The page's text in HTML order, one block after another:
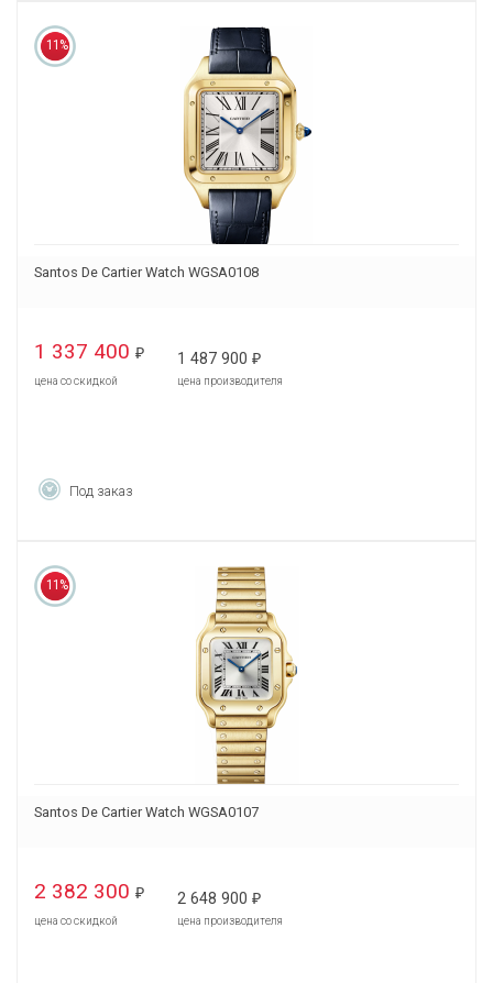
11%
Santos De Cartier Watch WGSA0108
1 337 400 ₽
цена со скидкой
1 487 900 ₽
цена производителя
Под заказ
11%
Santos De Cartier Watch WGSA0107
2 382 300 ₽
цена со скидкой
2 648 900 ₽
цена производителя